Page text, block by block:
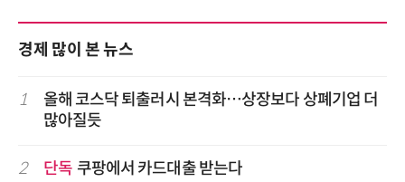
경제 많이 본 뉴스
1
올해 코스닥 퇴출러시 본격화…상장보다 상폐기업 더
많아질듯
2 단독 쿠팡에서 카드대출 받는다